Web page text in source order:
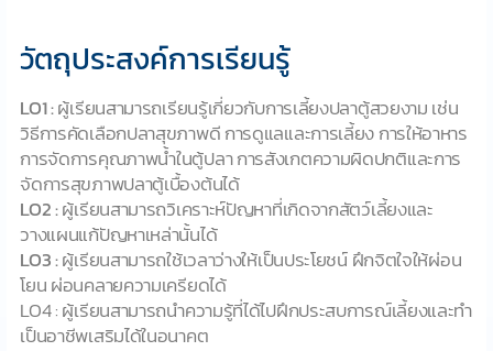
วัตถุประสงค์การเรียนรู้
LO1 :ผู้เรียนสามารถเรียนรู้เกี่ยวกับการเลี้ยงปลาตู้สวยงาม เช่น
วิธีการคัดเลือกปลาสุขภาพดี การดูแลและการเลี้ยง การให้อาหาร
การจัดการคุณภาพน้ำในตู้ปลา การสังเกตความผิดปกติและการ
จัดการสุขภาพปลาตู้เบื้องต้นได้
LO2 :ผู้เรียนสามารถวิเคราะห์ปัญหาที่เกิดจากสัตว์เลี้ยงและ
วางแผนแก้ปัญหาเหล่านั้นได้
LO3 :ผู้เรียนสามารถใช้เวลาว่างให้เป็นประโยชน์ ฝึกจิตใจให้ผ่อน
โยน ผ่อนคลายความเครียดได้
LO4 : ผู้เรียนสามารถนำความรู้ที่ได้ไปฝึกประสบการณ์เลี้ยงและทำ
เป็นอาชีพเสริมได้ในอนาคต